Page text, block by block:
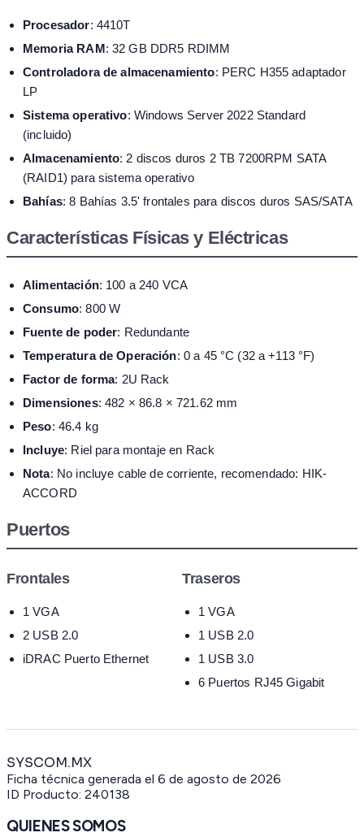
Procesador: 4410T
Memoria RAM: 32 GB DDR5 RDIMM
Controladora de almacenamiento: PERC H355 adaptador
LP
Sistema operativo: Windows Server 2022 Standard
(incluido)
Almacenamiento: 2 discos duros 2 TB 7200RPM SATA
(RAID1) para sistema operativo
Bahías: 8 Bahías 3.5' frontales para discos duros SAS/SATA
Características Físicas y Eléctricas
Alimentación: 100 a 240 VCA
Consumo: 800 W
Fuente de poder: Redundante
Temperatura de Operación: 0 a 45 °C (32 a +113 °F)
Factor de forma: 2U Rack
Dimensiones: 482 × 86.8 × 721.62 mm
Peso: 46.4 kg
Incluye: Riel para montaje en Rack
Nota: No incluye cable de corriente, recomendado: HIK-
ACCORD
Puertos
Frontales
1 VGA
2 USB 2.0
iDRAC Puerto Ethernet
Traseros
1 VGA
1 USB 2.0
1 USB 3.0
6 Puertos RJ45 Gigabit
SYSCOM.MX
Ficha técnica generada el 6 de agosto de 2026
ID Producto: 240138
QUIENES SOMOS